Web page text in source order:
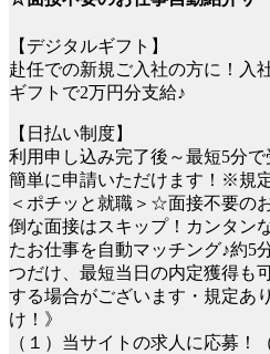
【デジタルギフト】
赴任での新規ご入社の方に！入
ギフトで2万円分支給♪
【日払い制度】
利用申し込み完了後～最短5分
簡単に申請いただけます！※規
＜ポチッと就職＞☆面接不要の
倒な面接はスキップ！カンタン
たお仕事を自動マッチング♪約5
つだけ、最短当日の内定獲得も
する場合がございます・規定あ
け！》
（１）当サイトの求人に応募！